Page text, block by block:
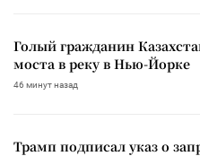
Голый гражданин
моста в реку в Нью-Йорке
46 минут назад
Трамп подписал указ о